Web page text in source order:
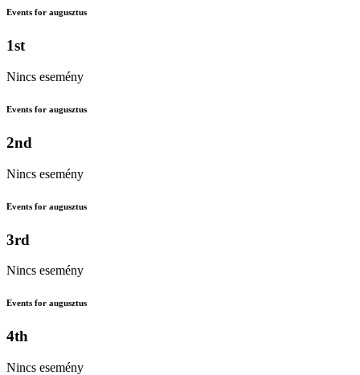
Events for augusztus
1st
Nincs esemény
Events for augusztus
2nd
Nincs esemény
Events for augusztus
3rd
Nincs esemény
Events for augusztus
4th
Nincs esemény